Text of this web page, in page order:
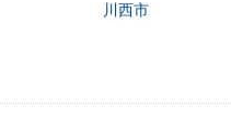
川西市